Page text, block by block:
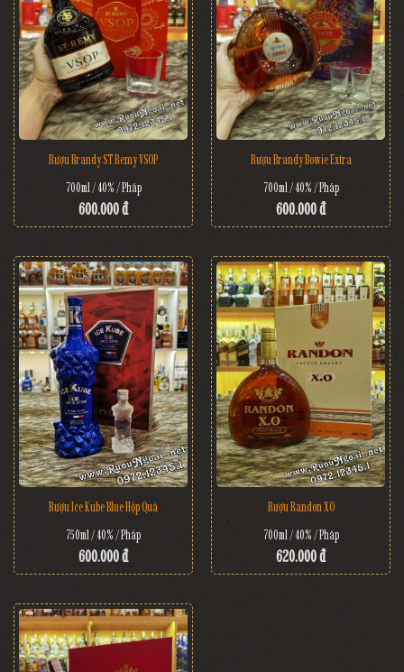
Rượu Brandy ST Remy VSOP
700ml / 40% / Pháp
600.000 đ
Rượu Brandy Bowie Extra
700ml / 40% / Pháp
600.000 đ
Rượu Ice Kube Blue Hộp Quà
750ml / 40% / Pháp
600.000 đ
Rượu Randon XO
700ml / 40% / Pháp
620.000 đ